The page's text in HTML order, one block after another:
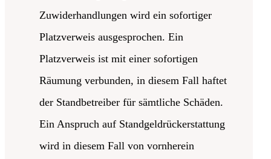
Zuwiderhandlungen wird ein sofortiger
Platzverweis ausgesprochen. Ein
Platzverweis ist mit einer sofortigen
Räumung verbunden, in diesem Fall haftet
der Standbetreiber für sämtliche Schäden.
Ein Anspruch auf Standgeldrückerstattung
wird in diesem Fall von vornherein